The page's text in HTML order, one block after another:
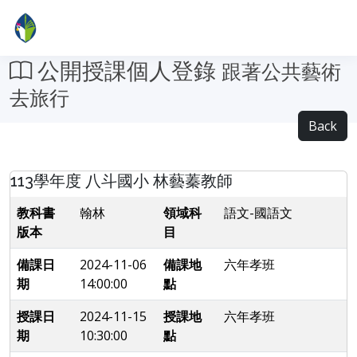
公開授課個人登錄 跟著公共藝術
去旅行
Back
113學年度 八斗國小 林藝蓁教師
教科書
版本
翰林
領域科
目
語文-國語文
備課日
期
2024-11-06
14:00:00
備課地
點
六年孝班
授課日
期
2024-11-15
10:30:00
授課地
點
六年孝班